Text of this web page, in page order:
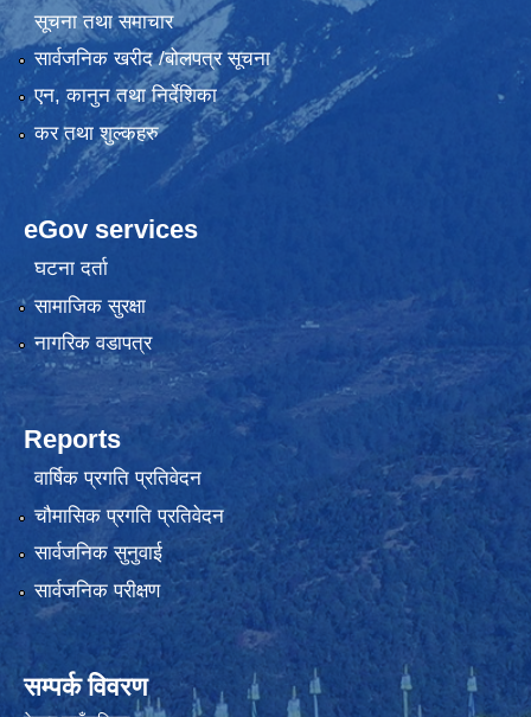
सूचना तथा समाचार
सार्वजनिक खरीद /बोलपत्र सूचना
एन, कानुन तथा निर्देशिका
कर तथा शुल्कहरु
eGov services
घटना दर्ता
सामाजिक सुरक्षा
नागरिक वडापत्र
Reports
वार्षिक प्रगति प्रतिवेदन
चौमासिक प्रगति प्रतिवेदन
सार्वजनिक सुनुवाई
सार्वजनिक परीक्षण
सम्पर्क विवरण